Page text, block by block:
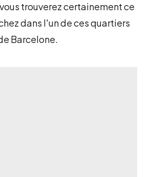
trouverez certainement ce
dans l'un de ces quartiers
Barcelone.